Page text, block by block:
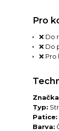
Pro
❌ Do
❌ Do
❌
Typ:
Patice:
Barva: